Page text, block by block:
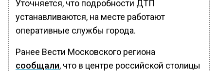
Уточняется, что подробности ДТП
устанавливаются, на месте работают
оперативные службы города.
Ранее Вести Московского региона
сообщали, что в центре российской столицы